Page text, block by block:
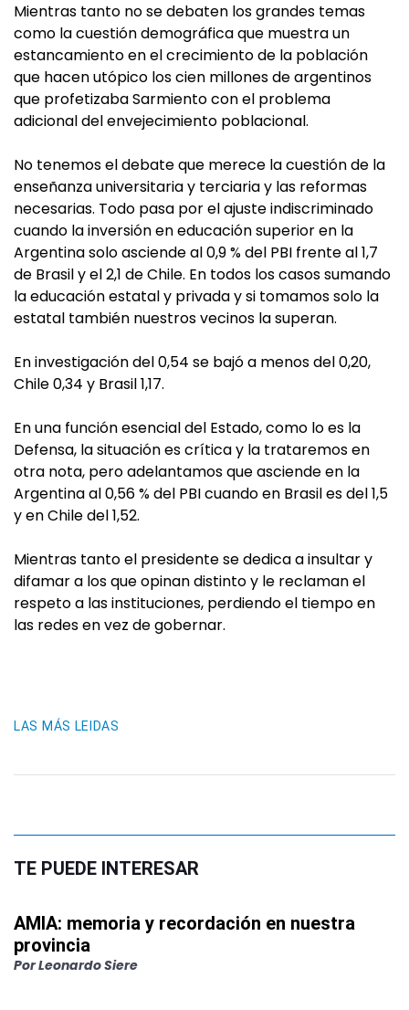
Mientras tanto no se debaten los grandes temas
como la cuestión demográfica que muestra un
estancamiento en el crecimiento de la población
que hacen utópico los cien millones de argentinos
que profetizaba Sarmiento con el problema
adicional del envejecimiento poblacional.
No tenemos el debate que merece la cuestión de la
enseñanza universitaria y terciaria y las reformas
necesarias. Todo pasa por el ajuste indiscriminado
cuando la inversión en educación superior en la
Argentina solo asciende al 0,9 % del PBI frente al 1,7
de Brasil y el 2,1 de Chile. En todos los casos sumando
la educación estatal y privada y si tomamos solo la
estatal también nuestros vecinos la superan.
En investigación del 0,54 se bajó a menos del 0,20,
Chile 0,34 y Brasil 1,17.
En una función esencial del Estado, como lo es la
Defensa, la situación es crítica y la trataremos en
otra nota, pero adelantamos que asciende en la
Argentina al 0,56 % del PBI cuando en Brasil es del 1,5
y en Chile del 1,52.
Mientras tanto el presidente se dedica a insultar y
difamar a los que opinan distinto y le reclaman el
respeto a las instituciones, perdiendo el tiempo en
las redes en vez de gobernar.
LAS MÁS LEIDAS
TE PUEDE INTERESAR
AMIA: memoria y recordación en nuestra
provincia
PorLeonardo Siere